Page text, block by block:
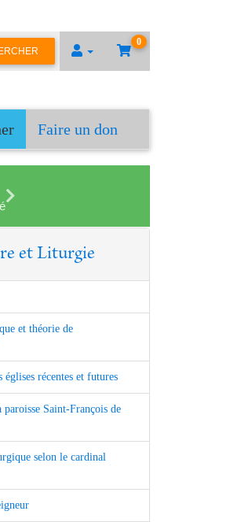
0
Faire un don
et Liturgie
et théorie de
églises récentes et futures
Saint-François de
selon le cardinal